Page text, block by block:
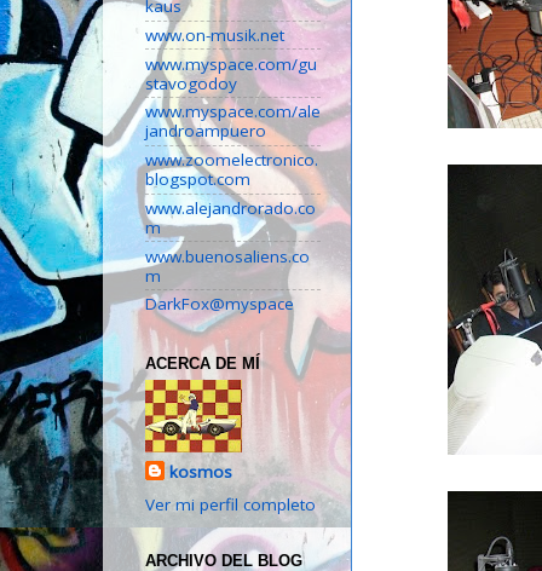
kaus
www.on-musik.net
www.myspace.com/gu
stavogodoy
www.myspace.com/ale
jandroampuero
www.zoomelectronico.
blogspot.com
www.alejandrorado.co
m
www.buenosaliens.co
m
DarkFox@myspace
ACERCA DE MÍ
kosmos
Ver mi perfil completo
ARCHIVO DEL BLOG